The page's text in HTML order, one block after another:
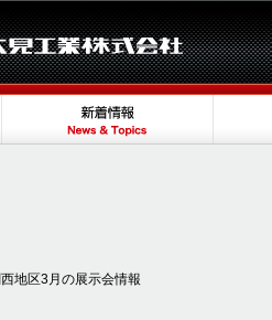
地区3月の展示会情報